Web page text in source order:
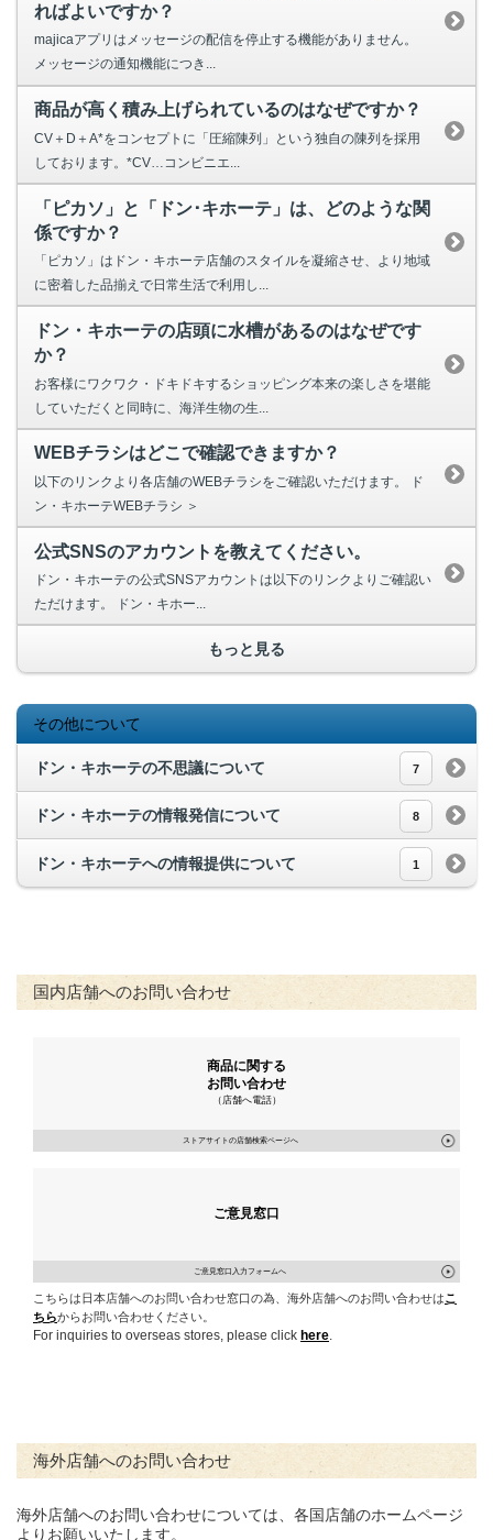
ればよいですか？
majicaアプリはメッセージの配信を停止する機能がありません。
メッセージの通知機能につき...
商品が高く積み上げられているのはなぜですか？
CV＋D＋A*をコンセプトに「圧縮陳列」という独自の陳列を採用
しております。*CV…コンビニエ...
「ピカソ」と「ドン･キホーテ」は、どのような関
係ですか？
「ピカソ」はドン・キホーテ店舗のスタイルを凝縮させ、より地域
に密着した品揃えで日常生活で利用し...
ドン・キホーテの店頭に水槽があるのはなぜです
か？
お客様にワクワク・ドキドキするショッピング本来の楽しさを堪能
していただくと同時に、海洋生物の生...
WEBチラシはどこで確認できますか？
以下のリンクより各店舗のWEBチラシをご確認いただけます。 ド
ン・キホーテWEBチラシ ＞
公式SNSのアカウントを教えてください。
ドン・キホーテの公式SNSアカウントは以下のリンクよりご確認い
ただけます。 ドン・キホー...
もっと見る
その他について
ドン・キホーテの不思議について 7
ドン・キホーテの情報発信について 8
ドン・キホーテへの情報提供について 1
国内店舗へのお問い合わせ
商品に関する
お問い合わせ
（店舗へ電話）
ストアサイトの店舗検索ページへ
ご意見窓口
ご意見窓口入力フォームへ
こちらは日本店舗へのお問い合わせ窓口の為、海外店舗へのお問い合わせはこ
ちらからお問い合わせください。
For inquiries to overseas stores, please click here.
海外店舗へのお問い合わせ
海外店舗へのお問い合わせについては、各国店舗のホームページ
よりお願いいたします。